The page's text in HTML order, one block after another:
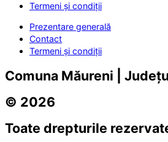
Termeni și condiții
Prezentare generală
Contact
Termeni și condiții
Comuna Măureni |
© 2026
Toate drepturile